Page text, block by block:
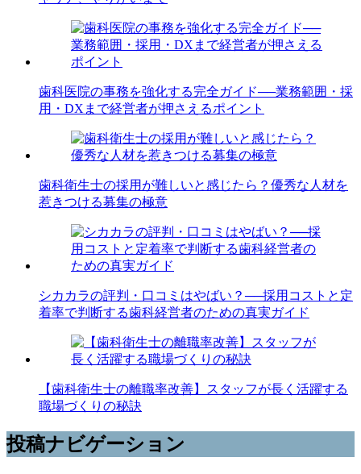
歯科医院の事務を強化する完全ガイド──業務範囲・採
用・DXまで経営者が押さえるポイント
歯科衛生士の採用が難しいと感じたら？優秀な人材を
惹きつける募集の極意
シカカラの評判・口コミはやばい？──採用コストと定
着率で判断する歯科経営者のための真実ガイド
【歯科衛生士の離職率改善】スタッフが長く活躍する
職場づくりの秘訣
投稿ナビゲーション